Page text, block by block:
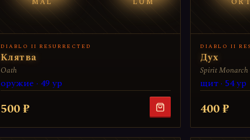
DIABLO II RESURRECTED
Клятва
Oath
оружие · 49 ур
500 ₽
DIABLO II
Дух
Spirit Monarch
щит · 54 ур
400 ₽